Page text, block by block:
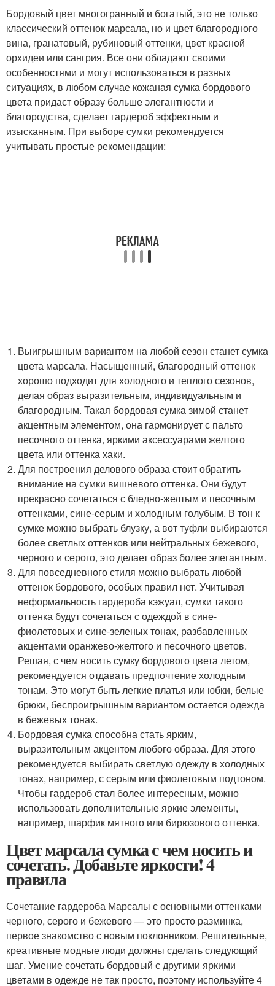
Бордовый цвет многогранный и богатый, это не только
классический оттенок марсала, но и цвет благородного
вина, гранатовый, рубиновый оттенки, цвет красной
орхидеи или сангрия. Все они обладают своими
особенностями и могут использоваться в разных
ситуациях, в любом случае кожаная сумка бордового
цвета придаст образу больше элегантности и
благородства, сделает гардероб эффектным и
изысканным. При выборе сумки рекомендуется
учитывать простые рекомендации:
Выигрышным вариантом на любой сезон станет сумка
цвета марсала. Насыщенный, благородный оттенок
хорошо подходит для холодного и теплого сезонов,
делая образ выразительным, индивидуальным и
благородным. Такая бордовая сумка зимой станет
акцентным элементом, она гармонирует с пальто
песочного оттенка, яркими аксессуарами желтого
цвета или оттенка хаки.
Для построения делового образа стоит обратить
внимание на сумки вишневого оттенка. Они будут
прекрасно сочетаться с бледно-желтым и песочным
оттенками, сине-серым и холодным голубым. В тон к
сумке можно выбрать блузку, а вот туфли выбираются
более светлых оттенков или нейтральных бежевого,
черного и серого, это делает образ более элегантным.
Для повседневного стиля можно выбрать любой
оттенок бордового, особых правил нет. Учитывая
неформальность гардероба кэжуал, сумки такого
оттенка будут сочетаться с одеждой в сине-
фиолетовых и сине-зеленых тонах, разбавленных
акцентами оранжево-желтого и песочного цветов.
Решая, с чем носить сумку бордового цвета летом,
рекомендуется отдавать предпочтение холодным
тонам. Это могут быть легкие платья или юбки, белые
брюки, беспроигрышным вариантом остается одежда
в бежевых тонах.
Бордовая сумка способна стать ярким,
выразительным акцентом любого образа. Для этого
рекомендуется выбирать светлую одежду в холодных
тонах, например, с серым или фиолетовым подтоном.
Чтобы гардероб стал более интересным, можно
использовать дополнительные яркие элементы,
например, шарфик мятного или бирюзового оттенка.
Цвет марсала сумка с чем носить и
сочетать. Добавьте яркости! 4
правила
Сочетание гардероба Марсалы с основными оттенками
черного, серого и бежевого — это просто разминка,
первое знакомство с новым поклонником. Решительные,
креативные модные люди должны сделать следующий
шаг. Умение сочетать бордовый с другими яркими
цветами в одежде не так просто, поэтому используйте 4